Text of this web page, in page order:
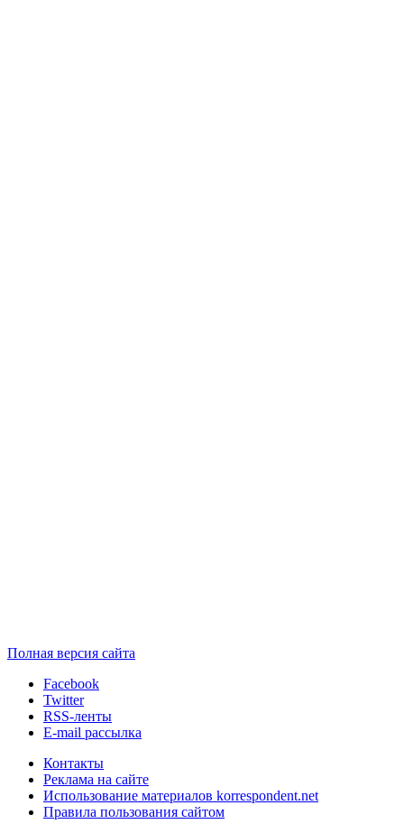
Полная версия сайта
Facebook
Twitter
RSS-ленты
E-mail рассылка
Контакты
Реклама на сайте
Использование материалов korrespondent.net
Правила пользования сайтом